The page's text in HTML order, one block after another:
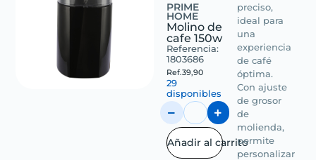
PRIME
HOME
Molino de
cafe 150w
Referencia:
1803686
Ref.39,90
29
disponibles
Añadir al carrito
preciso,
ideal para
una
experiencia
de café
óptima.
Con ajuste
de grosor
de
molienda,
permite
personalizar